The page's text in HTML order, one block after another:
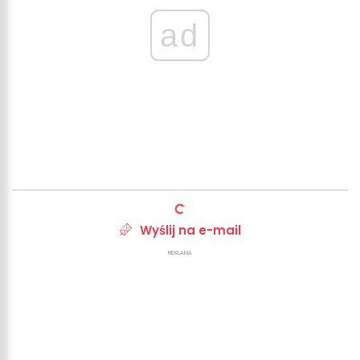
ad
Wyślij na e-mail
REKLAMA